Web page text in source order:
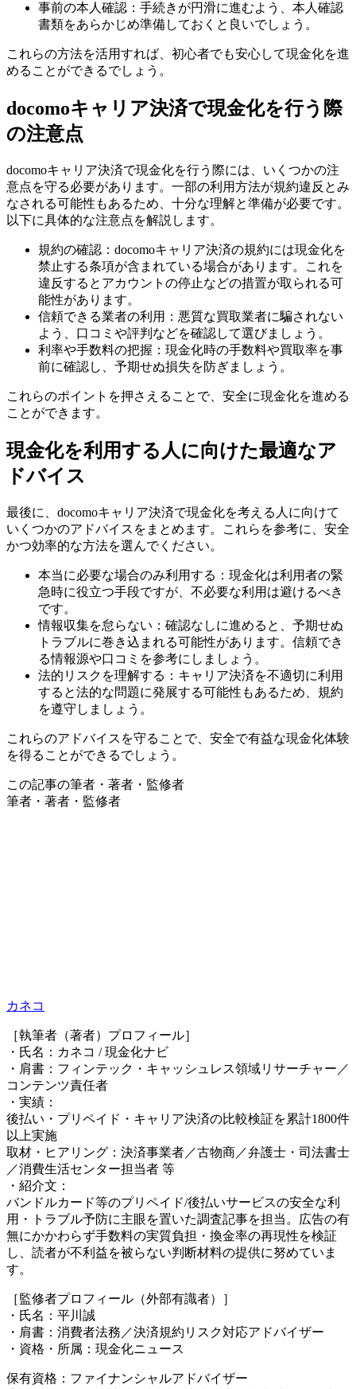
事前の本人確認：手続きが円滑に進むよう、本人確認
書類をあらかじめ準備しておくと良いでしょう。
これらの方法を活用すれば、初心者でも安心して現金化を進
めることができるでしょう。
docomoキャリア決済で現金化を行う際
の注意点
docomoキャリア決済で現金化を行う際には、いくつかの注
意点を守る必要があります。一部の利用方法が規約違反とみ
なされる可能性もあるため、十分な理解と準備が必要です。
以下に具体的な注意点を解説します。
規約の確認：docomoキャリア決済の規約には現金化を
禁止する条項が含まれている場合があります。これを
違反するとアカウントの停止などの措置が取られる可
能性があります。
信頼できる業者の利用：悪質な買取業者に騙されない
よう、口コミや評判などを確認して選びましょう。
利率や手数料の把握：現金化時の手数料や買取率を事
前に確認し、予期せぬ損失を防ぎましょう。
これらのポイントを押さえることで、安全に現金化を進める
ことができます。
現金化を利用する人に向けた最適なア
ドバイス
最後に、docomoキャリア決済で現金化を考える人に向けて
いくつかのアドバイスをまとめます。これらを参考に、安全
かつ効率的な方法を選んでください。
本当に必要な場合のみ利用する：現金化は利用者の緊
急時に役立つ手段ですが、不必要な利用は避けるべき
です。
情報収集を怠らない：確認なしに進めると、予期せぬ
トラブルに巻き込まれる可能性があります。信頼でき
る情報源や口コミを参考にしましょう。
法的リスクを理解する：キャリア決済を不適切に利用
すると法的な問題に発展する可能性もあるため、規約
を遵守しましょう。
これらのアドバイスを守ることで、安全で有益な現金化体験
を得ることができるでしょう。
この記事の筆者・著者・監修者
筆者・著者・監修者
カネコ
［執筆者（著者）プロフィール］
・氏名：カネコ / 現金化ナビ
・肩書：フィンテック・キャッシュレス領域リサーチャー／
コンテンツ責任者
・実績：
後払い・プリペイド・キャリア決済の比較検証を累計1800件
以上実施
取材・ヒアリング：決済事業者／古物商／弁護士・司法書士
／消費生活センター担当者 等
・紹介文：
バンドルカード等のプリペイド/後払いサービスの安全な利
用・トラブル予防に主眼を置いた調査記事を担当。広告の有
無にかかわらず手数料の実質負担・換金率の再現性を検証
し、読者が不利益を被らない判断材料の提供に努めていま
す。
［監修者プロフィール（外部有識者）］
・氏名：平川誠
・肩書：消費者法務／決済規約リスク対応アドバイザー
・資格・所属：現金化ニュース
保有資格：ファイナンシャルアドバイザー